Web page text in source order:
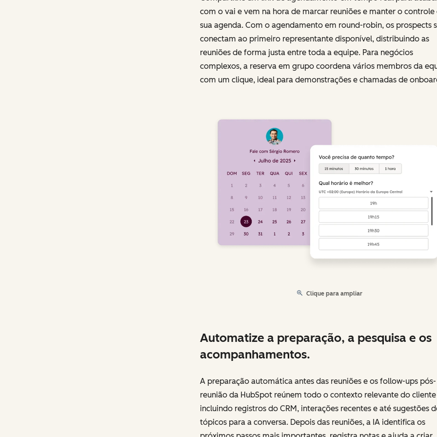
com o vai e vem na hora de marcar reuniões e manter o controle
sua agenda. Com o agendamento em round-robin, os prospects
conectam ao primeiro representante disponível, distribuindo as
reuniões de forma justa entre toda a equipe. Para negócios
complexos, a reserva em grupo coordena vários membros da
com um clique, ideal para demonstrações e chamadas de
Clique para ampliar
Automatize a preparação, a pesquisa e os
acompanhamentos.
A preparação automática antes das reuniões e os follow-ups pós-
reunião da HubSpot reúnem todo o contexto relevante do
incluindo registros do CRM, interações recentes e até sugestões
tópicos para a conversa. Depois das reuniões, a IA identifica os